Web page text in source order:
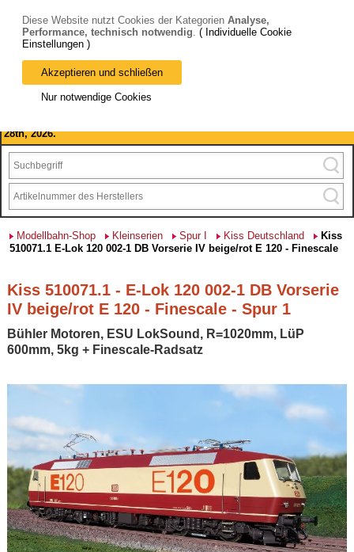
Bitte beachten Sie: wir machen Betriebsferien, vom 03. bis 28.
August 2026 haben wir geschlossen.
28th, 2026.
Modellbahn-Shop Kleinserien Spur I Kiss Deutschland
Kiss
510071.1 E-Lok 120 002-1 DB Vorserie IV beige/rot E 120 - Finescale
Kiss 510071.1 - E-Lok 120 002-1 DB Vorserie
IV beige/rot E 120 - Finescale - Spur 1
Bühler Motoren, ESU LokSound, R=1020mm, LüP
600mm, 5kg + Finescale-Radsatz
Diese Website nutzt Cookies der Kategorien Analyse,
Performance, technisch notwendig. ( Individuelle Cookie
Einstellungen )
Akzeptieren und schließen
Nur notwendige Cookies